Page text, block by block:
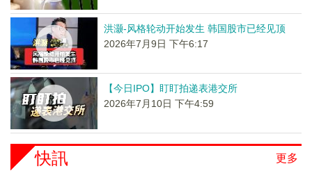
洪灏-风格轮动开始发生 韩国股市已经见顶
2026年7月9日 下午6:17
【今日IPO】盯盯拍递表港交所
2026年7月10日 下午4:59
更多
快訊